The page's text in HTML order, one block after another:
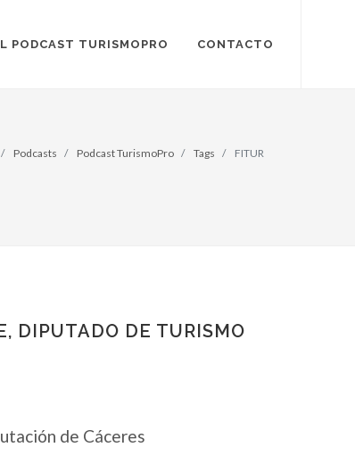
PODCAST TURISMOPRO CONTACTO
Podcasts Podcast TurismoPro Tags FITUR
DIPUTADO DE TURISMO
de Cáceres